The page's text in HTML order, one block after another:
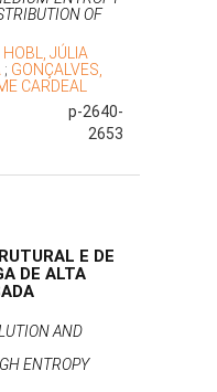
OF
HOBL, JÚLIA
; GONÇALVES,
CARDEAL
p-2640-
2653
E DE
DE ALTA
AND
ENTROPY